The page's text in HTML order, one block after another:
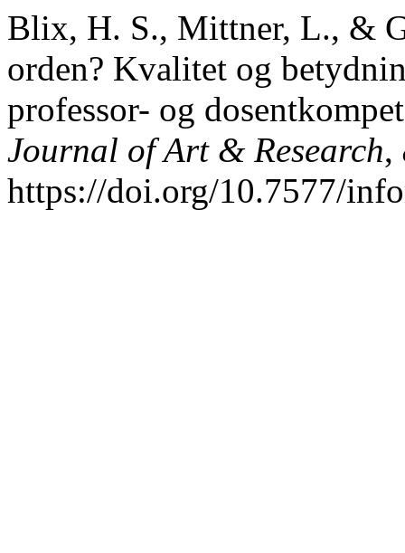
Blix, H. S., Mittner, L., &
orden? Kvalitet og
professor- og
Journal of Art & Research,
https://doi.org/10.7577/